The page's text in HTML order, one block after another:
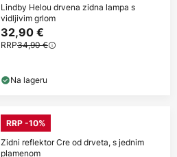
Lindby Helou drvena zidna lampa s
vidljivim grlom
32,90 €
RRP34,90 €
Na lageru
RRP -10%
Zidni reflektor Cre od drveta, s jednim
plamenom